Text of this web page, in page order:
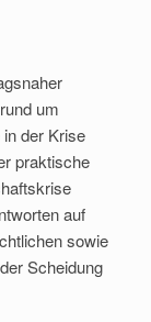
um
der Krise
praktische
auf
sowie
Scheidung